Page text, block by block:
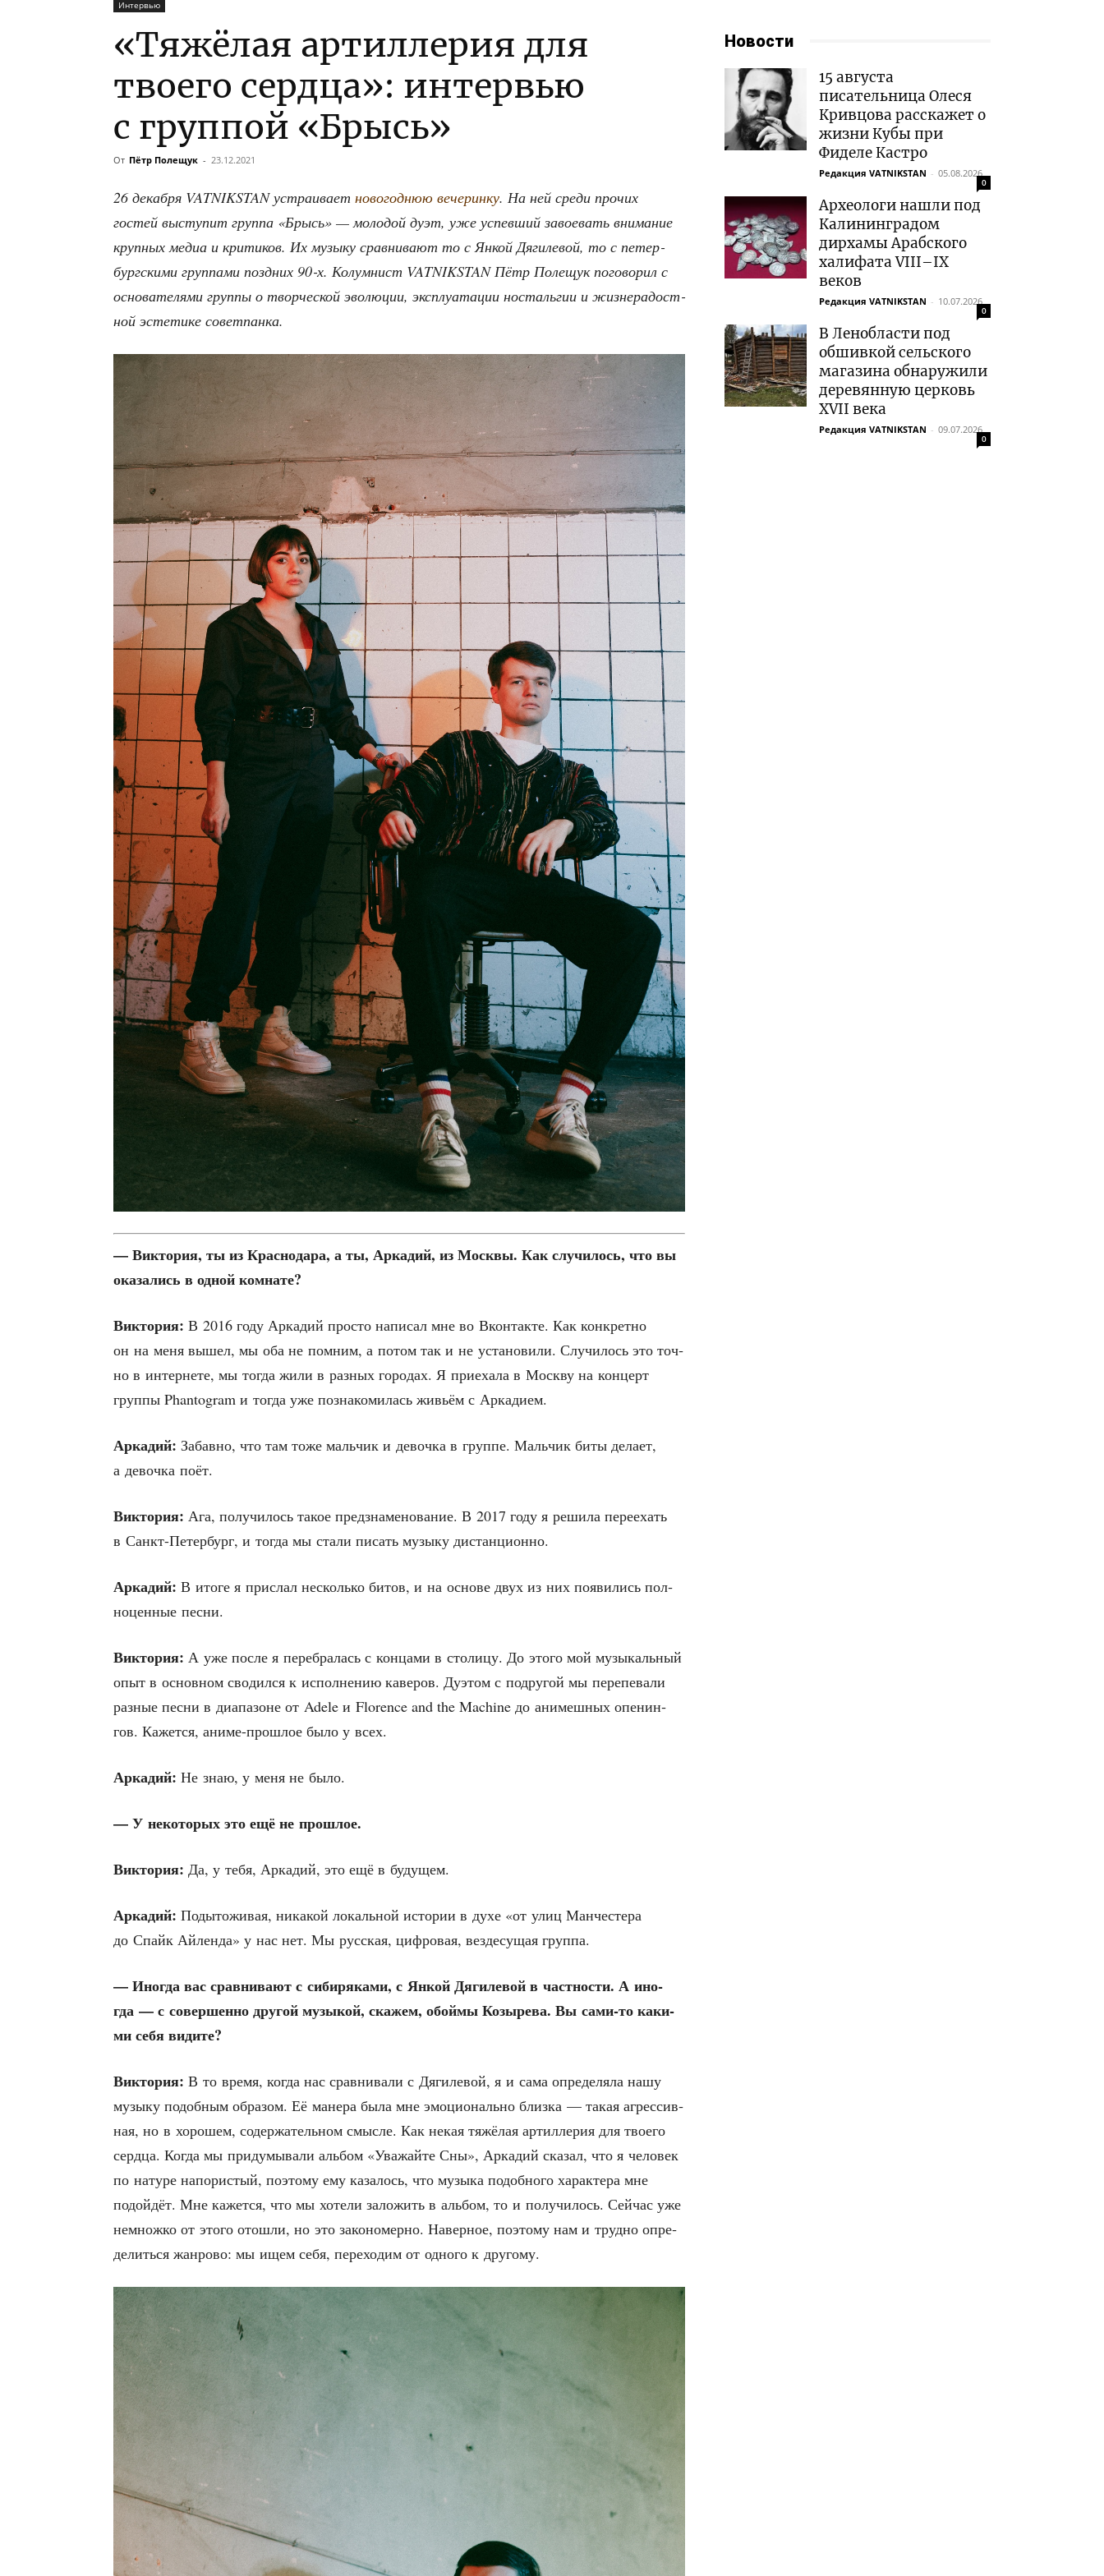
Интервью
«Тяжёлая артиллерия для
твоего сердца»: интервью
с группой «Брысь»
От Пётр Полещук - 23.12.2021
26 декаб­ря VATNIKSTAN устра­и­ва­ет ново­год­нюю вече­рин­ку. На ней сре­ди про­чих
гостей высту­пит груп­па «Брысь» — моло­дой дуэт, уже успев­ший заво­е­вать вни­ма­ние
круп­ных медиа и кри­ти­ков. Их музы­ку срав­ни­ва­ют то с Янкой Дяги­ле­вой, то с петер­
бург­ски­ми груп­па­ми позд­них 90‑х. Колум­нист VATNIKSTAN Пётр Поле­щук пого­во­рил с
осно­ва­те­ля­ми груп­пы о твор­че­ской эво­лю­ции, экс­плу­а­та­ции носталь­гии и жиз­не­ра­дост­
ной эсте­ти­ке советпанка.
— Вик­то­рия, ты из Крас­но­да­ра, а ты, Арка­дий, из Моск­вы. Как слу­чи­лось, что вы
ока­за­лись в одной комнате?
Вик­то­рия: В 2016 году Арка­дий про­сто напи­сал мне во Вкон­так­те. Как кон­крет­но
он на меня вышел, мы оба не пом­ним, а потом так и не уста­но­ви­ли. Слу­чи­лось это точ­
но в интер­не­те, мы тогда жили в раз­ных горо­дах. Я при­е­ха­ла в Моск­ву на кон­церт
груп­пы Phantogram и тогда уже позна­ко­ми­лась живьём с Аркадием.
Арка­дий: Забав­но, что там тоже маль­чик и девоч­ка в груп­пе. Маль­чик биты дела­ет,
а девоч­ка поёт.
Вик­то­рия: Ага, полу­чи­лось такое пред­зна­ме­но­ва­ние. В 2017 году я реши­ла пере­ехать
в Санкт-Петер­бург, и тогда мы ста­ли писать музы­ку дистанционно.
Арка­дий: В ито­ге я при­слал несколь­ко битов, и на осно­ве двух из них появи­лись пол­
но­цен­ные песни.
Вик­то­рия: А уже после я пере­бра­лась с кон­ца­ми в сто­ли­цу. До это­го мой музы­каль­ный
опыт в основ­ном сво­дил­ся к испол­не­нию каве­ров. Дуэ­том с подру­гой мы пере­пе­ва­ли
раз­ные пес­ни в диа­па­зоне от Adele и Florence and the Machine до ани­меш­ных опе­нин­
гов. Кажет­ся, ани­ме-про­шлое было у всех.
Арка­дий: Не знаю, у меня не было.
— У неко­то­рых это ещё не прошлое.
Вик­то­рия: Да, у тебя, Арка­дий, это ещё в будущем.
Арка­дий: Поды­то­жи­вая, ника­кой локаль­ной исто­рии в духе «от улиц Ман­че­сте­ра
до Спайк Айлен­да» у нас нет. Мы рус­ская, циф­ро­вая, вез­де­су­щая группа.
— Ино­гда вас срав­ни­ва­ют с сиби­ря­ка­ми, с Янкой Дяги­ле­вой в част­но­сти. А ино­
гда — с совер­шен­но дру­гой музы­кой, ска­жем, обой­мы Козы­ре­ва. Вы сами-то каки­
ми себя видите?
Вик­то­рия: В то вре­мя, когда нас срав­ни­ва­ли с Дяги­ле­вой, я и сама опре­де­ля­ла нашу
музы­ку подоб­ным обра­зом. Её мане­ра была мне эмо­ци­о­наль­но близ­ка — такая агрес­сив­
ная, но в хоро­шем, содер­жа­тель­ном смыс­ле. Как некая тяжё­лая артил­ле­рия для тво­е­го
серд­ца. Когда мы при­ду­мы­ва­ли аль­бом «Ува­жай­те Сны», Арка­дий ска­зал, что я чело­век
по нату­ре напо­ри­стый, поэто­му ему каза­лось, что музы­ка подоб­но­го харак­те­ра мне
подой­дёт. Мне кажет­ся, что мы хоте­ли зало­жить в аль­бом, то и полу­чи­лось. Сей­час уже
немнож­ко от это­го ото­шли, но это зако­но­мер­но. Навер­ное, поэто­му нам и труд­но опре­
де­лить­ся жан­ро­во: мы ищем себя, пере­хо­дим от одно­го к другому.
Новости
15 августа
писательница Олеся
Кривцова расскажет о
жизни Кубы при
Фиделе Кастро
Редакция VATNIKSTAN - 05.08.2026
0
Археологи нашли под
Калининградом
дирхамы Арабского
халифата VIII–IX
веков
Редакция VATNIKSTAN - 10.07.2026
0
В Ленобласти под
обшивкой сельского
магазина обнаружили
деревянную церковь
XVII века
Редакция VATNIKSTAN - 09.07.2026
0